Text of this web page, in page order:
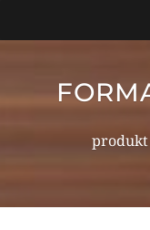
produkt